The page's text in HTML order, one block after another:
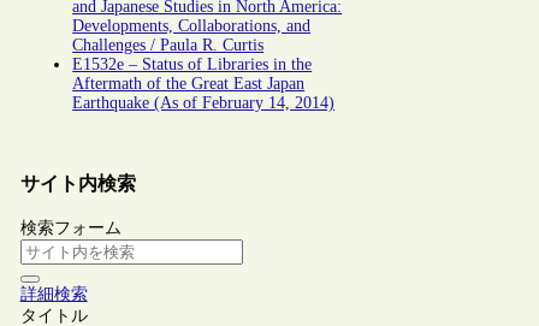
and Japanese Studies in North America:
Developments, Collaborations, and
Challenges / Paula R. Curtis
E1532e – Status of Libraries in the
Aftermath of the Great East Japan
Earthquake (As of February 14, 2014)
サイト内検索
検索フォーム
詳細検索
タイトル